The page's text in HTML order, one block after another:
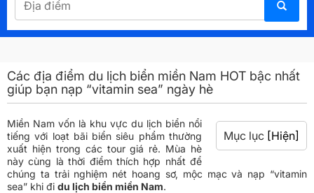
Các địa điểm du lịch biển miền Nam HOT bậc nhất
giúp bạn nạp “vitamin sea” ngày hè
Mục lục [Hiện]
Miền Nam vốn là khu vực du lịch biển nổi
tiếng với loạt bãi biển siêu phẩm thường
xuất hiện trong các tour giá rẻ. Mùa hè
này cùng là thời điểm thích hợp nhất để
chúng ta trải nghiệm nét hoang sơ, mộc mạc và nạp “vitamin
sea” khi đi du lịch biển miền Nam.